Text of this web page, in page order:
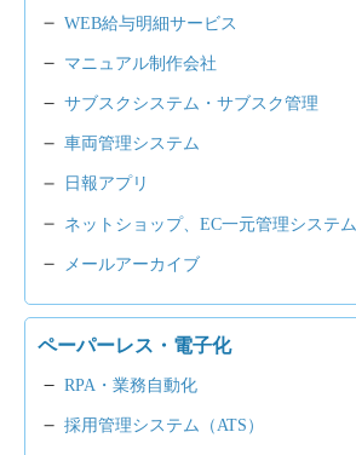
WEB給与明細サービス
マニュアル制作会社
サブスクシステム・サブスク管理
車両管理システム
日報アプリ
ネットショップ、EC一元管理システム
メールアーカイブ
ペーパーレス・電子化
RPA・業務自動化
採用管理システム（ATS）